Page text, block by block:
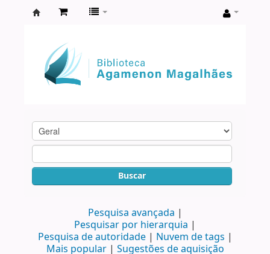
Agamenon
Magalhães
Buscar
Pesquisa avançada
Pesquisar por hierarquia
Pesquisa de autoridade
Nuvem de tags
Mais popular
Sugestões de aquisição